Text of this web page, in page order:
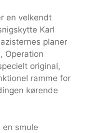
en velkendt
Karl
planer
Operation
original,
ramme for
kørende
smule